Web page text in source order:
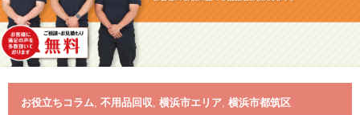
お役立ちコラム, 不用品回収, 横浜市エリア, 横浜市都筑区